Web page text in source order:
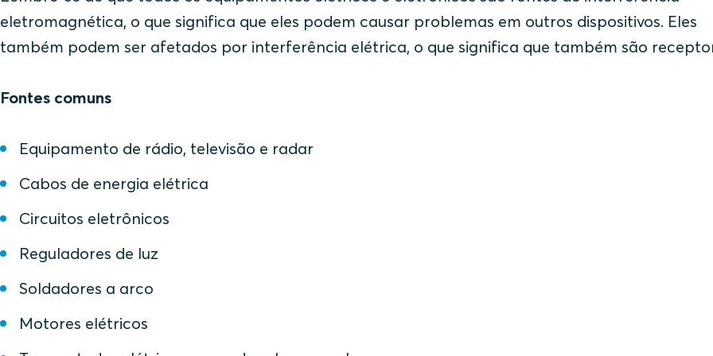
eletromagnética, o que significa que eles podem causar problemas em outros dispositivos. Eles
também podem ser afetados por interferência elétrica, o que significa que também são
Fontes comuns
Equipamento de rádio, televisão e radar
Cabos de energia elétrica
Circuitos eletrônicos
Reguladores de luz
Soldadores a arco
Motores elétricos